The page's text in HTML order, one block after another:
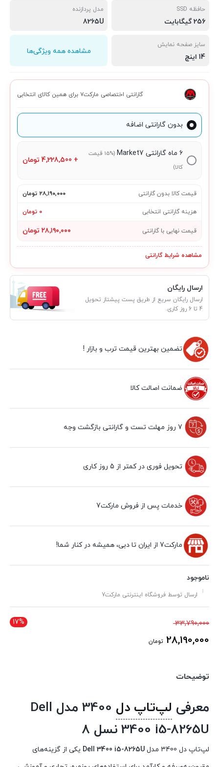
حافظه SSD
256 گیگابایت
مدل پردازنده
8265U
سایز صفحه نمایش
14 اینچ
مشاهده همه ویژگی‌ها
گارانتی اختصاصی مارکت۷ برای همین کالای انتخابی
بدون گارانتی اضافه
۶ ماه گارانتی Market7
(15% قیمت
کالا)
+
4,228,500 تومان
قیمت کالا بدون گارانتی ۲۸٬۱۹۰٬۰۰۰ تومان
هزینه گارانتی انتخابی ۰ تومان
قیمت نهایی با گارانتی ۲۸٬۱۹۰٬۰۰۰ تومان
مشاهده شرایط گارانتی
ارسال رایگان
ارسال رایگان سریع از طریق پست پیشتاز تحویل
4 تا 6 روز کاری.
تضمین بهترین قیمت ترب و بازار !
ضمانت اصالت کالا
7 روز مهلت تست و گارانتی بازگشت وجه
تحویل فوری در کمتر از 5 روز کاری
خدمات پس از فروش مارکت7
مارکت7 از ایران تا دبی، همیشه در کنار شما!
ناموجود
ارسال توسط فروشگاه اینترنتی مارکت7
17% 33,790,000قیمت
اصلی
28,190,000 تومان
توضیحات
معرفی لپ‌تاپ دل
3400 مدل Dell
3400 i5-8265U نسل 8
لپ‌تاپ دل 3400 مدل Dell 3400 i5-8265U یکی از گزینه‌های